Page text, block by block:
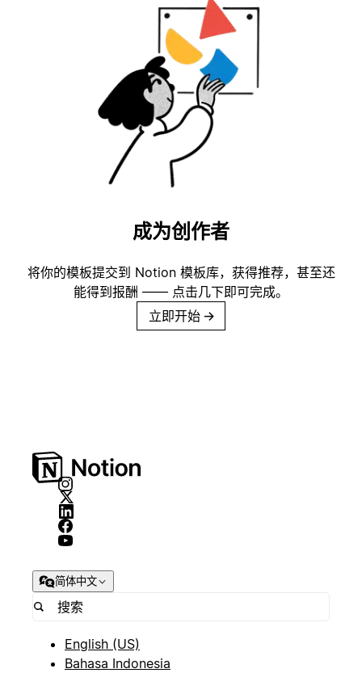
成为创作者
将你的模板提交到 Notion 模板库，获得推荐，甚至还
能得到报酬 —— 点击几下即可完成。
立即开始 →
简体中文
English (US)
Bahasa Indonesia